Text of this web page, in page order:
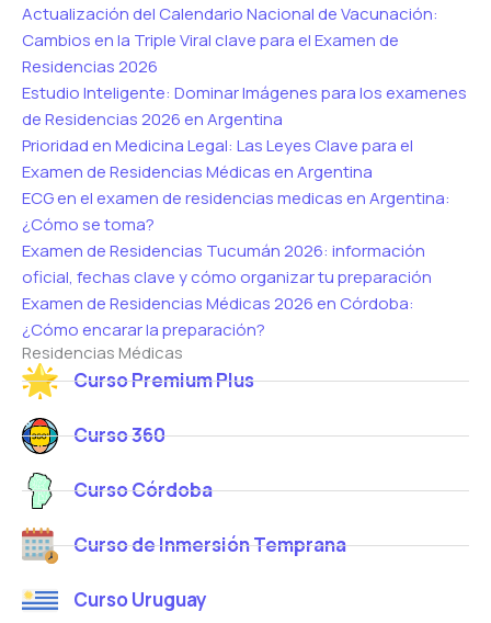
Actualización del Calendario Nacional de Vacunación:
Cambios en la Triple Viral clave para el Examen de
Residencias 2026
Estudio Inteligente: Dominar Imágenes para los examenes
de Residencias 2026 en Argentina
Prioridad en Medicina Legal: Las Leyes Clave para el
Examen de Residencias Médicas en Argentina
ECG en el examen de residencias medicas en Argentina:
¿Cómo se toma?
Examen de Residencias Tucumán 2026: información
oficial, fechas clave y cómo organizar tu preparación
Examen de Residencias Médicas 2026 en Córdoba:
¿Cómo encarar la preparación?
Residencias Médicas
Curso Premium Plus
Curso 360
Curso Córdoba
Curso de Inmersión Temprana
Curso Uruguay